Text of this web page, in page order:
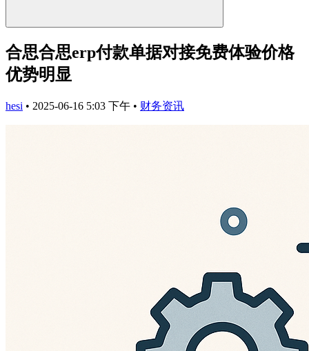
合思合思erp付款单据对接免费体验价格
优势明显
hesi • 2025-06-16 5:03 下午 • 财务资讯